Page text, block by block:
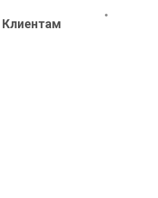
Клиентам